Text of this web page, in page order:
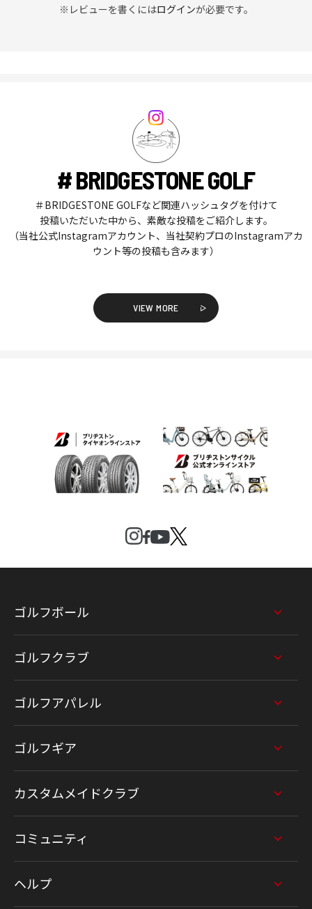
※レビューを書くにはログインが必要です。
# BRIDGESTONE GOLF
＃BRIDGESTONE GOLFなど関連ハッシュタグを付けて
投稿いただいた中から、素敵な投稿をご紹介します。
（当社公式Instagramアカウント、当社契約プロのInstagramアカ
ウント等の投稿も含みます）
VIEW MORE
ゴルフボール
ゴルフクラブ
ゴルフアパレル
ゴルフギア
カスタムメイドクラブ
コミュニティ
ヘルプ